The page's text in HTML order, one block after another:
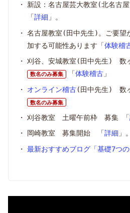
新設：名古屋芸大教室(北名古
「詳細 」。
名古屋教室(田中先生)。ご要望
加する可能性あります「体験稽
刈谷、安城教室(田中先生) 数
数名のみ募集 「体験稽古 」
オンライン稽古(田中先生) 数
数名のみ募集
刈谷教室 土曜午前枠 募集 「
岡崎教室 募集開始 「詳細 」。
最新おすすめブログ「基礎7つの